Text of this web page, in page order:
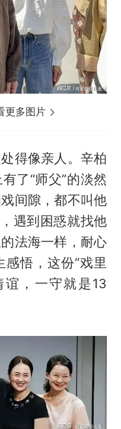
更多图片
得像亲人。辛柏
了“师父”的淡然
间隙，都不叫他
遇到困惑就找他
法海一样，耐心
悟，这份“戏里
谊，一守就是13